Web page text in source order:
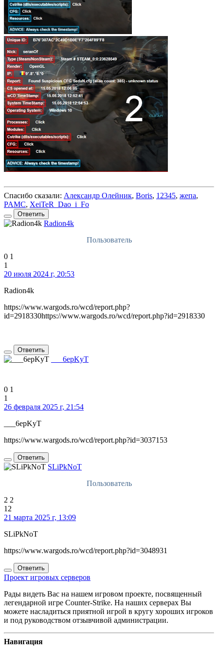
Спасибо сказали: Александр Олейник, Boris, 12345, жепа,
PAMC, XeiTeR_Dao_i_Fo
Ответить
Radion4k
Пользователь
0 1
1
20 июля 2024 г, 20:53
Radion4k
https://www.wargods.ro/wcd/report.php?
id=2918330https://www.wargods.ro/wcd/report.php?id=2918330
Ответить
___6epKyT
0 1
1
26 февраля 2025 г, 21:54
___6epKyT
https://www.wargods.ro/wcd/report.php?id=3037153
Ответить
SLiPkNoT
Пользователь
2 2
12
21 марта 2025 г, 13:09
SLiPkNoT
https://www.wargods.ro/wcd/report.php?id=3048931
Ответить
Проект игровых серверов
Рады видеть Вас на нашем игровом проекте, посвященный
легендарной игре Counter-Strike. На наших серверах Вы
можете насладиться приятной игрой в кругу хороших игроков
и под руководством отзывчивой администрации.
Навигация